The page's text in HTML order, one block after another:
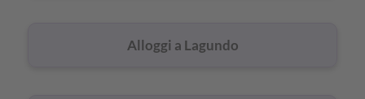
Alloggi a Lagundo